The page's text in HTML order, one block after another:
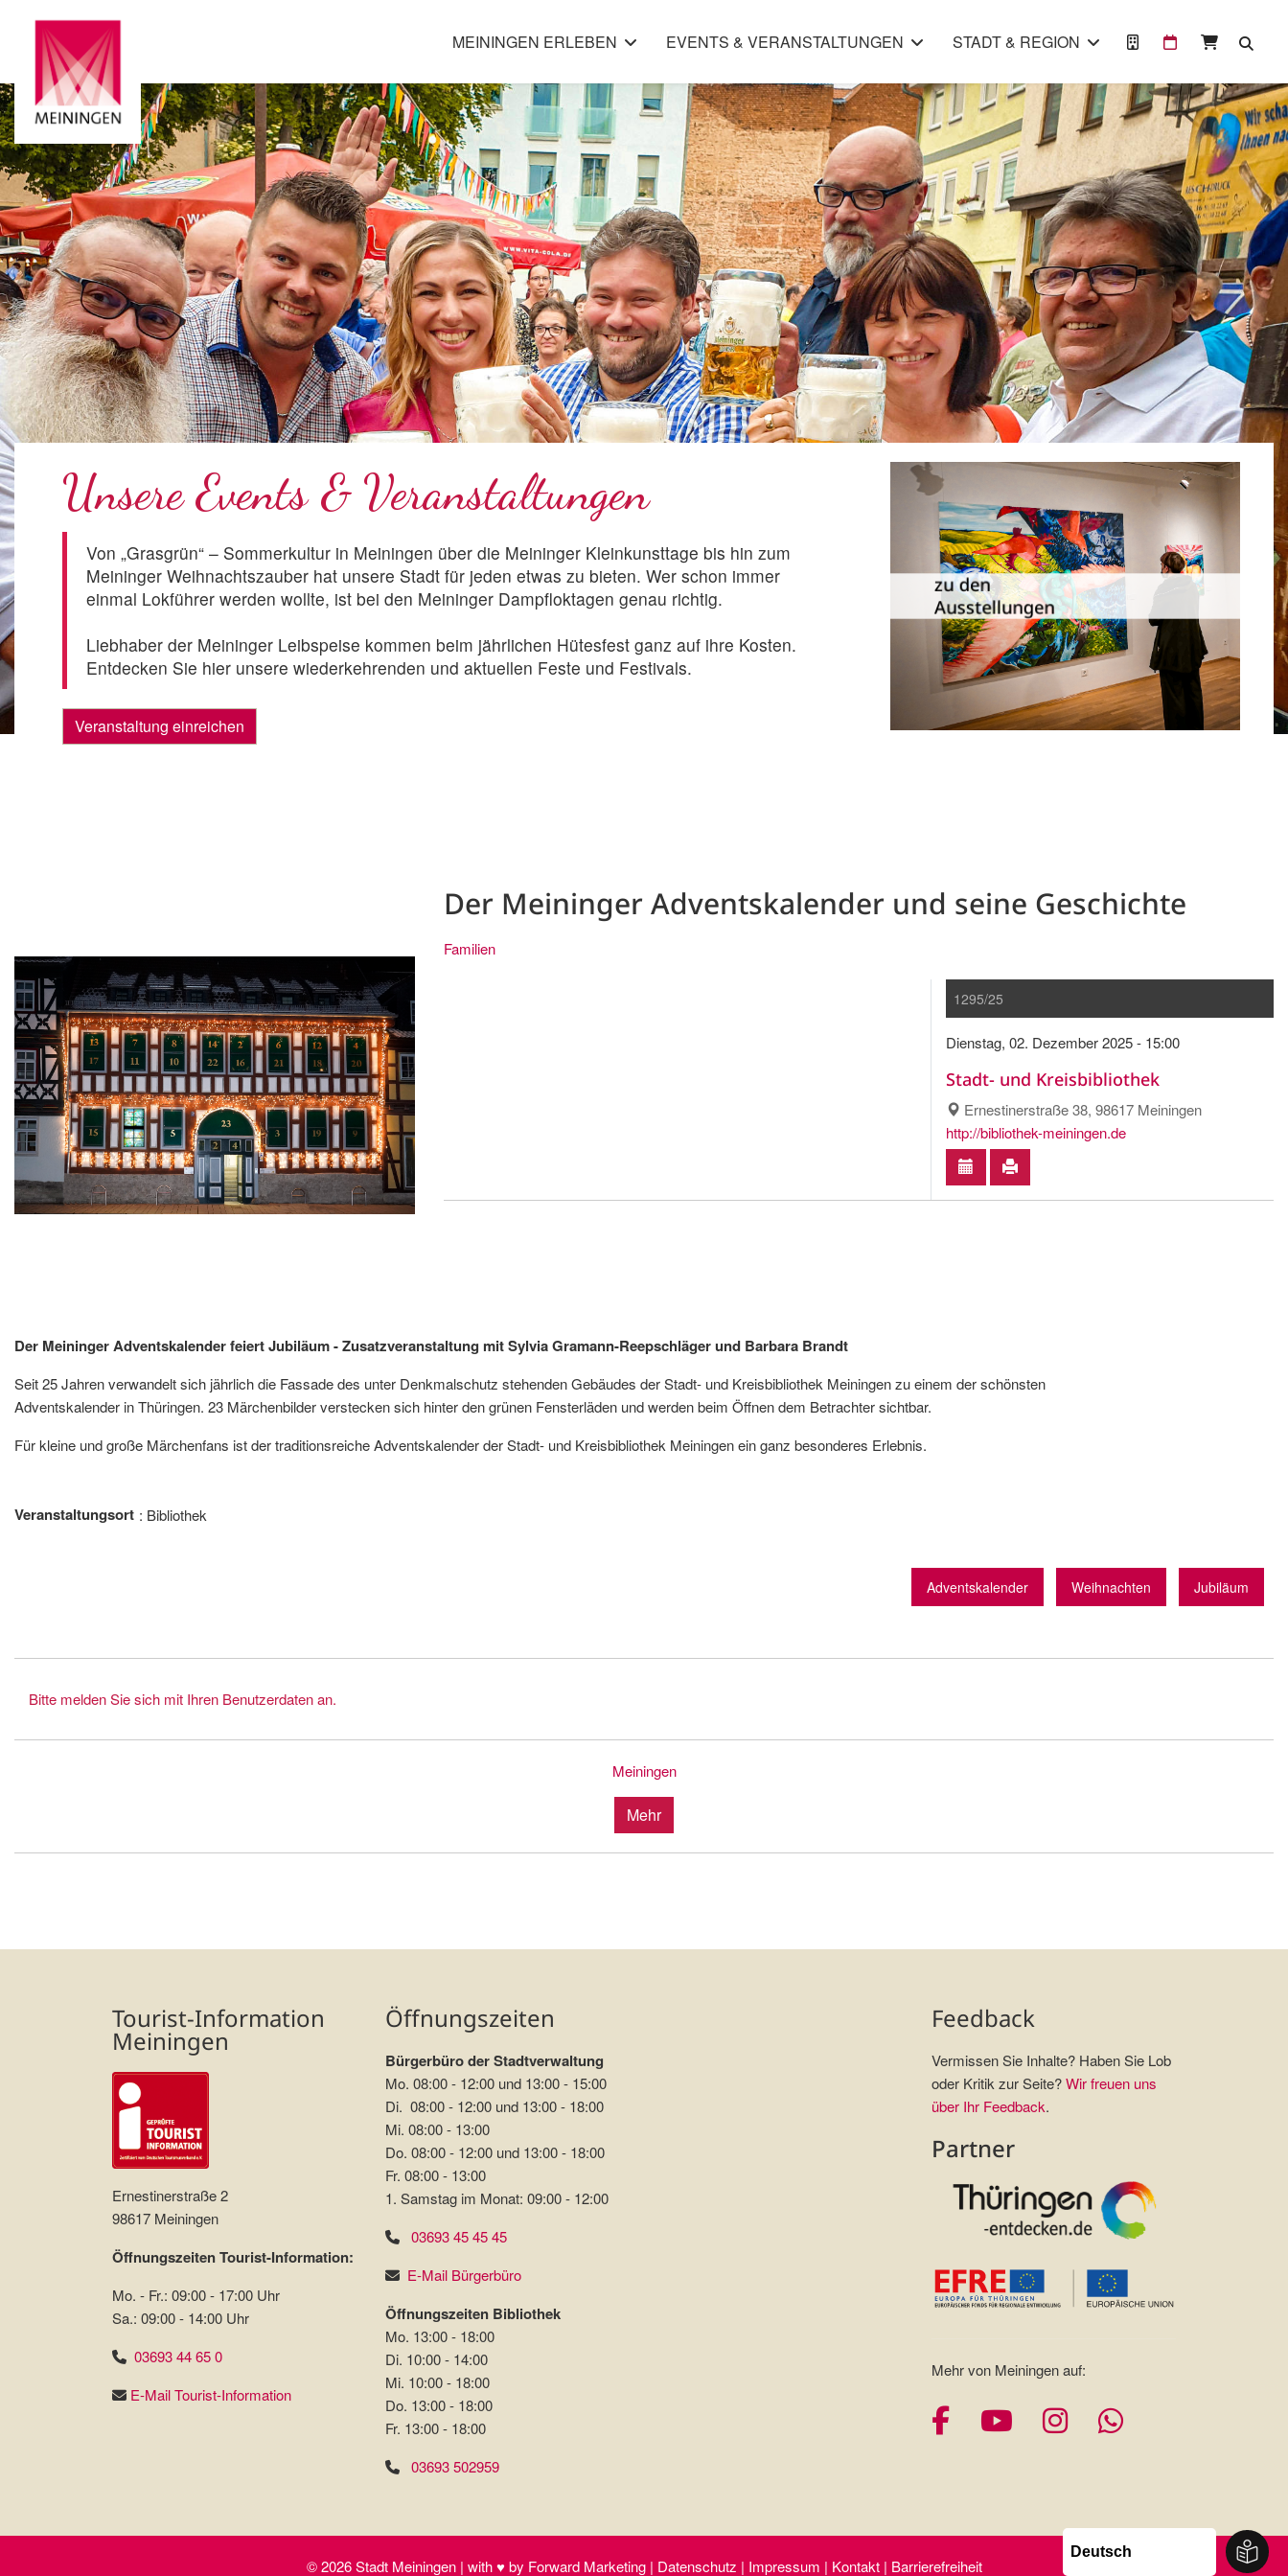
MEININGEN ERLEBEN EVENTS & VERANSTALTUNGEN STADT & REGION
Unsere Events & Veranstaltungen
Von „Grasgrün“ – Sommerkultur in Meiningen über die Meininger Kleinkunsttage bis hin zum
Meininger Weihnachtszauber hat unsere Stadt für jeden etwas zu bieten. Wer schon immer
einmal Lokführer werden wollte, ist bei den Meininger Dampfloktagen genau richtig.
Liebhaber der Meininger Leibspeise kommen beim jährlichen Hütesfest ganz auf ihre Kosten.
Entdecken Sie hier unsere wiederkehrenden und aktuellen Feste und Festivals.
Veranstaltung einreichen
zu den
Ausstellungen
Die Dauer­ausstellungen in
Meiningen und Umgebung als
Übersicht.
zu den Ausstellungen
Der Meininger Adventskalender und seine Geschichte
Familien
1295/25
Dienstag, 02. Dezember 2025 - 15:00
Stadt- und Kreisbibliothek
Ernestinerstraße 38, 98617 Meiningen
http://bibliothek-meiningen.de
Der Meininger Adventskalender feiert Jubiläum - Zusatzveranstaltung mit Sylvia Gramann-Reepschläger und Barbara Brandt
Seit 25 Jahren verwandelt sich jährlich die Fassade des unter Denkmalschutz stehenden Gebäudes der Stadt- und Kreisbibliothek Meiningen zu einem der schönsten
Adventskalender in Thüringen. 23 Märchenbilder verstecken sich hinter den grünen Fensterläden und werden beim Öffnen dem Betrachter sichtbar.
Für kleine und große Märchenfans ist der traditionsreiche Adventskalender der Stadt- und Kreisbibliothek Meiningen ein ganz besonderes Erlebnis.
Veranstaltungsort Bibliothek
Adventskalender Weihnachten Jubiläum
Bitte melden Sie sich mit Ihren Benutzerdaten an.
Meiningen
Mehr
Tourist-Information
Meiningen
Ernestinerstraße 2
98617 Meiningen
Öffnungszeiten Tourist-Information:
Mo. - Fr.: 09:00 - 17:00 Uhr
Sa.: 09:00 - 14:00 Uhr
03693 44 65 0
E-Mail Tourist-Information
Öffnungszeiten
Bürgerbüro der Stadtverwaltung
Mo. 08:00 - 12:00 und 13:00 - 15:00
Di. 08:00 - 12:00 und 13:00 - 18:00
Mi. 08:00 - 13:00
Do. 08:00 - 12:00 und 13:00 - 18:00
Fr. 08:00 - 13:00
1. Samstag im Monat: 09:00 - 12:00
03693 45 45 45
E-Mail Bürgerbüro
Öffnungszeiten Bibliothek
Mo. 13:00 - 18:00
Di. 10:00 - 14:00
Mi. 10:00 - 18:00
Do. 13:00 - 18:00
Fr. 13:00 - 18:00
03693 502959
Feedback
Vermissen Sie Inhalte? Haben Sie Lob
oder Kritik zur Seite?Wir freuen uns
über Ihr Feedback.
Partner
Mehr von Meiningen auf:
FacebookYouTube
InstagramWhatsapp
© 2026 Stadt Meiningen | with ♥ by Forward Marketing | Datenschutz | Impressum | Kontakt | Barrierefreiheit